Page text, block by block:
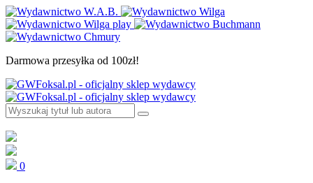
Darmowa przesyłka od 100zł!
0